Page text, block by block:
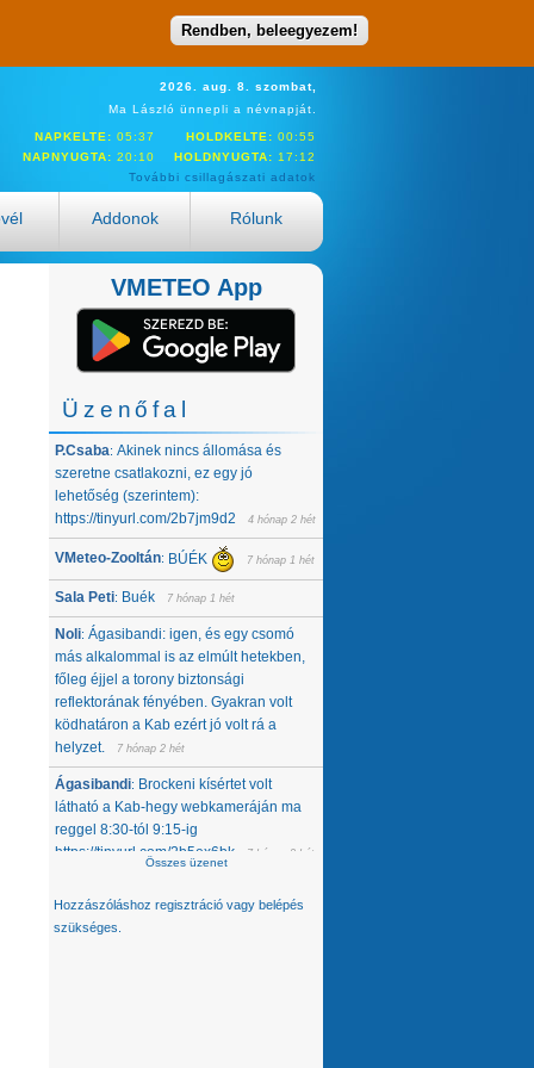
Rendben, beleegyezem!
2026. aug. 8. szombat,
Ma László ünnepli a névnapját.
NAPKELTE: 05:37 HOLDKELTE: 00:55
NAPNYUGTA: 20:10 HOLDNYUGTA: 17:12
További csillagászati adatok
Addonok Rólunk
VMETEO App
Üzenőfal
P.Csaba: Akinek nincs állomása és
szeretne csatlakozni, ez egy jó
lehetőség (szerintem):
https://tinyurl.com/2b7jm9d2
4 hónap 2 hét
VMeteo-Zooltán: BÚÉK 7 hónap 1 hét
Sala Peti: Buék 7 hónap 1 hét
Noli: Ágasibandi: igen, és egy csomó
más alkalommal is az elmúlt hetekben,
főleg éjjel a torony biztonsági
reflektorának fényében. Gyakran volt
ködhatáron a Kab ezért jó volt rá a
helyzet.
7 hónap 2 hét
Ágasibandi: Brockeni kísértet volt
látható a Kab-hegy webkameráján ma
reggel 8:30-tól 9:15-ig
https://tinyurl.com/2b5ex6bk
7 hónap 2 hét
hanem egész közép-kelet európai
térségből. Az Alpokban alig van hó -
Összes üzenet
Hozzászóláshoz regisztráció vagy belépés
szükséges.